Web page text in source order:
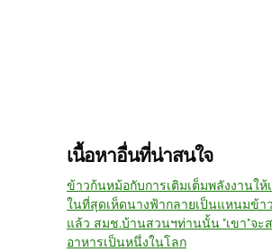
เนื้อหาอื่นที่น่าสนใจ
ข้าวก้นหม้อกับการเติมเต็มพลังงานให้
ในที่สุดเห็ดนางฟ้ากลายเป็นแหนมข้า
แล้ว สมช.บ้านสวนฯท่านนั้น "เขา"จะ
อาหารเป็นหนึ่งในโลก